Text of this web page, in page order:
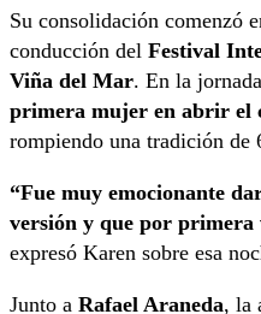
Su consolidación comenzó
conducción del Festival
Viña del Mar. En la
primera mujer en abrir el
rompiendo una tradición de
“Fue muy emocionante
versión y que por
expresó Karen sobre esa
Junto a Rafael Araneda, la